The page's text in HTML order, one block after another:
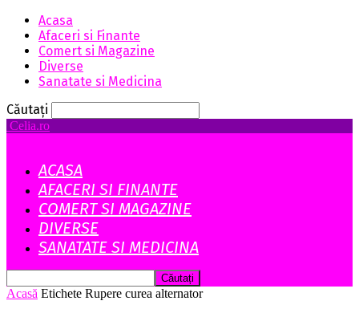
Acasa
Afaceri si Finante
Comert si Magazine
Diverse
Sanatate si Medicina
Căutați
Celia.ro
ACASA
AFACERI SI FINANTE
COMERT SI MAGAZINE
DIVERSE
SANATATE SI MEDICINA
Acasă Etichete Rupere curea alternator